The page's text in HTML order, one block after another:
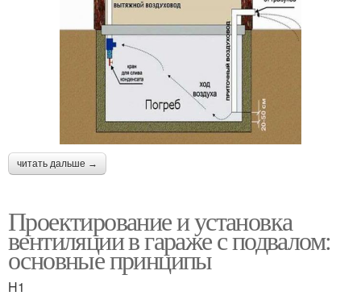
читать дальше →
Проектирование и установка
вентиляции в гараже с подвалом:
основные принципы
H1